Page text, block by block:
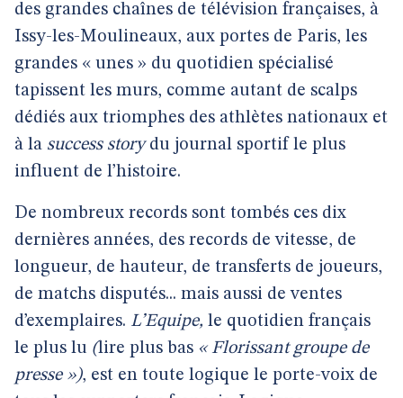
des grandes chaînes de télévision françaises, à
Issy-les-Moulineaux, aux portes de Paris, les
grandes « unes » du quotidien spécialisé
tapissent les murs, comme autant de scalps
dédiés aux triomphes des athlètes nationaux et
à la success storydu journal sportif le plus
influent de l’histoire.
De nombreux records sont tombés ces dix
dernières années, des records de vitesse, de
longueur, de hauteur, de transferts de joueurs,
de matchs disputés... mais aussi de ventes
d’exemplaires. L’Equipe, le quotidien français
le plus lu (lire plus bas « Florissant groupe de
presse »), est en toute logique le porte-voix de